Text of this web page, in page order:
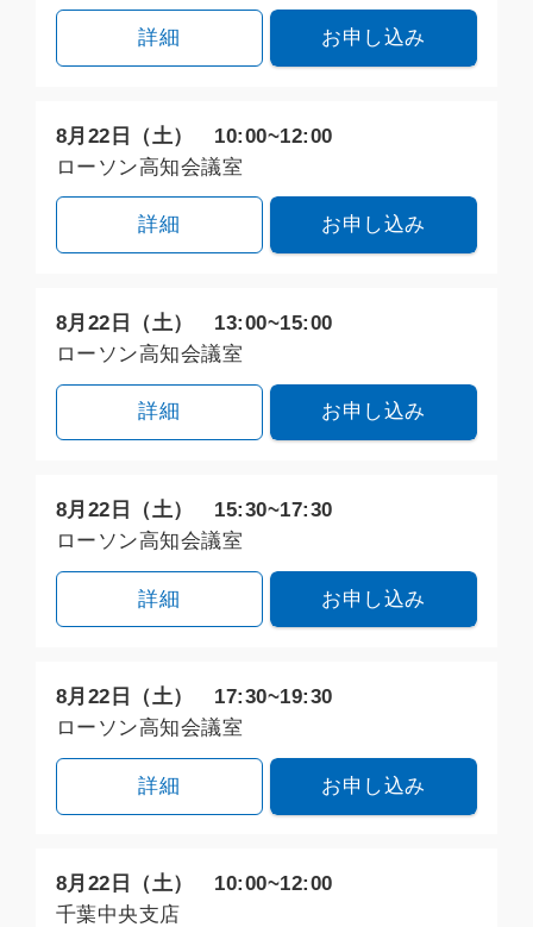
詳細 お申し込み
8月22日（土） 10:00~12:00
ローソン高知会議室
詳細 お申し込み
8月22日（土） 13:00~15:00
ローソン高知会議室
詳細 お申し込み
8月22日（土） 15:30~17:30
ローソン高知会議室
詳細 お申し込み
8月22日（土） 17:30~19:30
ローソン高知会議室
詳細 お申し込み
8月22日（土） 10:00~12:00
千葉中央支店